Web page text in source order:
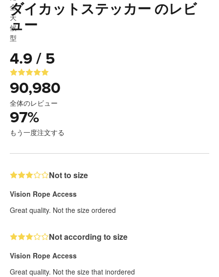
ダイカットステッカー のレビ
ュー
4.9 / 5
90,980
全体のレビュー
97%
もう一度注文する
Not to size
Vision Rope Access
Great quality. Not the size ordered
Not according to size
Vision Rope Access
Great quality. Not the size that inordered